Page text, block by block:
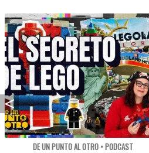
DE UN PUNTO AL OTRO • PODCAST